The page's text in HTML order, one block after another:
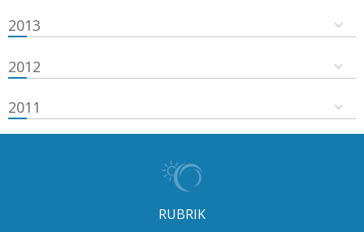
2013
2012
2011
RUBRIK